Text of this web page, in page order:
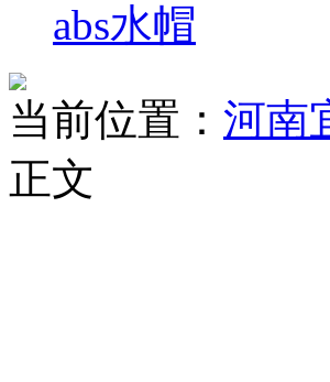
abs水帽
当前位置： 河南
正文